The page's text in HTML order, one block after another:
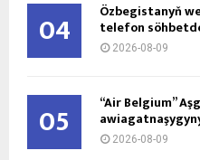
04 Özbegistanyň
telefon
2026-08-09
05 “Air Belgium”
2026-08-09